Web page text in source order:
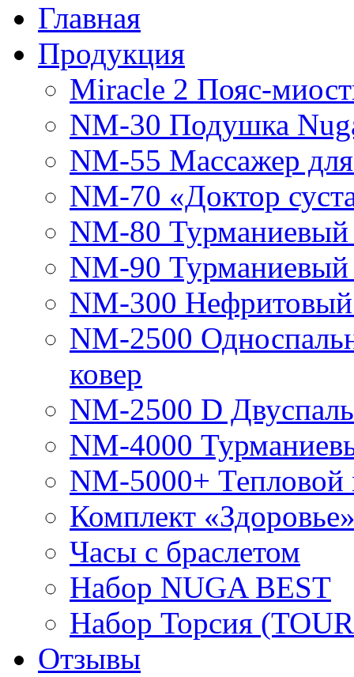
Главная
Продукция
Miracle 2 Пояс-
NM-30 Подушка
NM-55 Массажер
NM-70 «Доктор
NM-80 Турманиевый
NM-90 Турманиевый
NM-300 Нефритовый
NM-2500
ковер
NM-2500 D
NM-4000
NM-5000+ Тепловой
Комплект
Часы с браслетом
Набор NUGA BEST
Набор Торсия
Отзывы